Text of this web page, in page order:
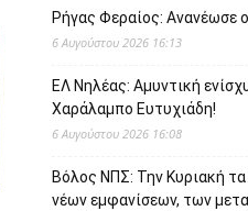
Ρήγας Φεραίος: Ανανέωσε
6 Αυγούστου 2026 16:13
ΕΛ Νηλέας: Αμυντική
Χαράλαμπο Ευτυχιάδη!
6 Αυγούστου 2026 16:08
Βόλος ΝΠΣ: Την Κυριακή
νέων εμφανίσεων, των